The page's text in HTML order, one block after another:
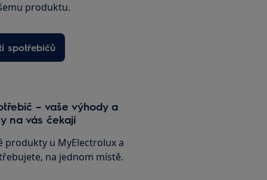
produktu.
spotřebičů
– vaše výhody a
na vás čekají
produkty u MyElectrolux a
na jednom místě.